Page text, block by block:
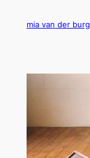
mia van der burg